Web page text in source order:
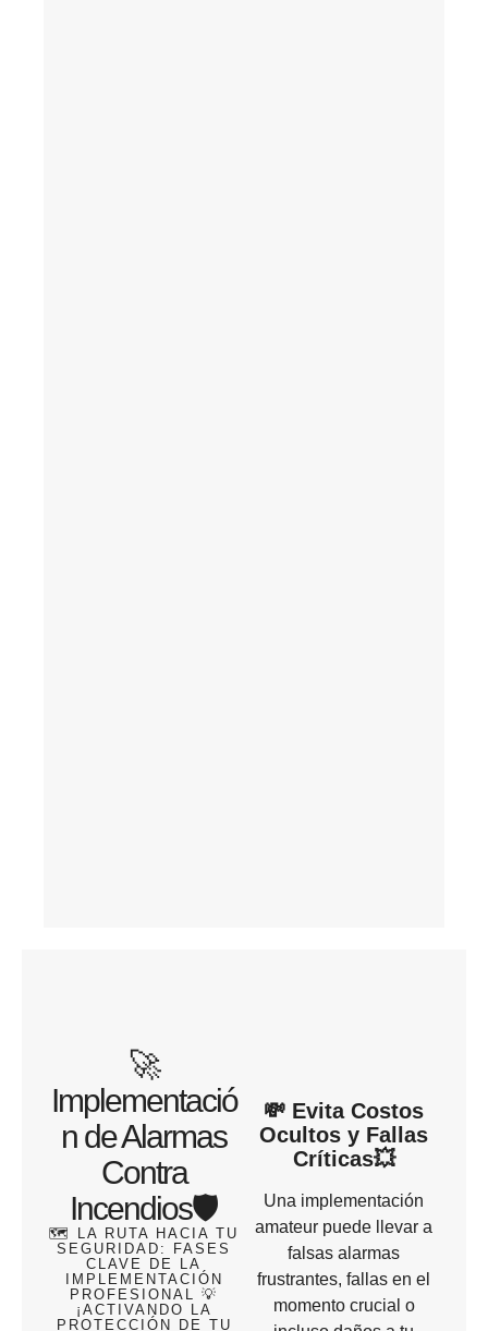
🚀
Implementació
n de Alarmas
Contra
Incendios🛡️
🗺️ LA RUTA HACIA TU
SEGURIDAD: FASES
CLAVE DE LA
IMPLEMENTACIÓN
PROFESIONAL 💡
¡ACTIVANDO LA
PROTECCIÓN DE TU
💸 Evita Costos
Ocultos y Fallas
Críticas💥
Una implementación
amateur puede llevar a
falsas alarmas
frustrantes, fallas en el
momento crucial o